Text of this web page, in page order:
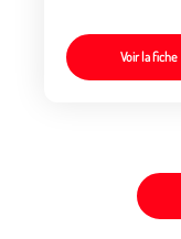
Voir la fiche